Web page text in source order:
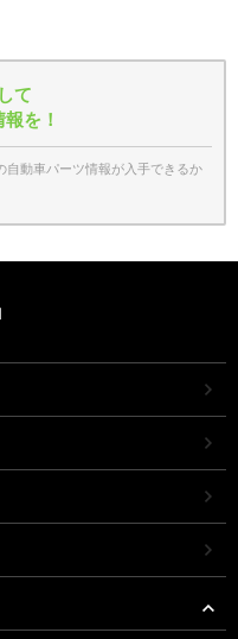
て
を！
自動車パーツ情報が入手できるか